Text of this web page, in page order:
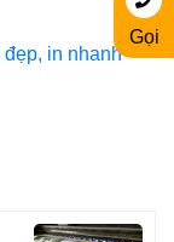
đẹp, in nhanh
Gọi